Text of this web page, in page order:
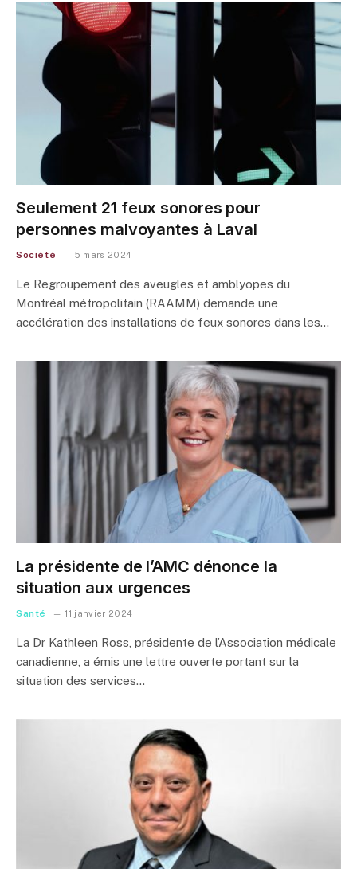
Seulement 21 feux sonores pour
personnes malvoyantes à Laval
Société 5 mars 2024
Le Regroupement des aveugles et amblyopes du
Montréal métropolitain (RAAMM) demande une
accélération des installations de feux sonores dans les…
La présidente de l’AMC dénonce la
situation aux urgences
Santé 11 janvier 2024
La Dr Kathleen Ross, présidente de l’Association médicale
canadienne, a émis une lettre ouverte portant sur la
situation des services…